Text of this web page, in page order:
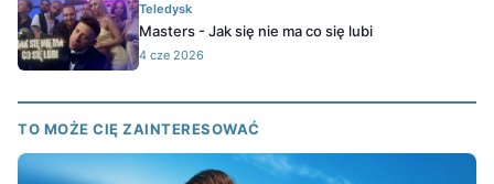
Teledysk
Masters - Jak się nie ma co się lubi
4 cze 2026
TO MOŻE CIĘ ZAINTERESOWAĆ